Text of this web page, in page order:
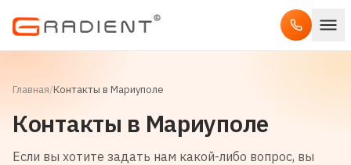
Главная/Контакты в Мариуполе
Контакты в Мариуполе
Если вы хотите задать нам какой-либо вопрос, вы